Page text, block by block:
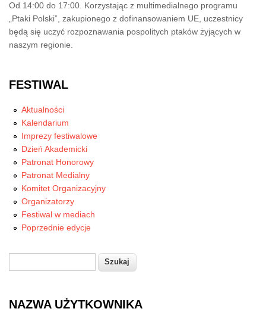
Od 14:00 do 17:00. Korzystając z multimedialnego programu
„Ptaki Polski”, zakupionego z dofinansowaniem UE, uczestnicy
będą się uczyć rozpoznawania pospolitych ptaków żyjących w
naszym regionie.
FESTIWAL
Aktualności
Kalendarium
Imprezy festiwalowe
Dzień Akademicki
Patronat Honorowy
Patronat Medialny
Komitet Organizacyjny
Organizatorzy
Festiwal w mediach
Poprzednie edycje
Formularz wyszukiwania
NAZWA UŻYTKOWNIKA